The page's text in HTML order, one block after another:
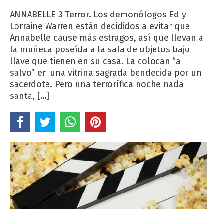
ANNABELLE 3 Terror. Los demonólogos Ed y
Lorraine Warren están decididos a evitar que
Annabelle cause más estragos, así que llevan a
la muñeca poseída a la sala de objetos bajo
llave que tienen en su casa. La colocan “a
salvo” en una vitrina sagrada bendecida por un
sacerdote. Pero una terrorífica noche nada
santa, […]